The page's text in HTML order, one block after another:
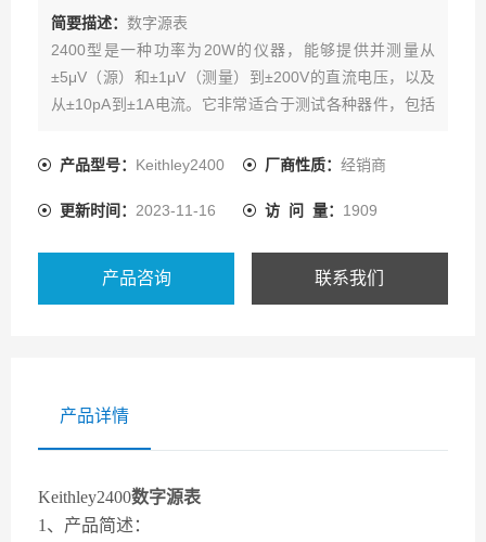
简要描述： 数字源表
2400型是一种功率为20W的仪器，能够提供并测量从
±5μV（源）和±1μV（测量）到±200V的直流电压，以及
从±10pA到±1A电流。它非常适合于测试各种器件，包括
式电池供电设备和元件。它也可以用作系统电源和IDDQ
产品型号： Keithley2400 厂商性质： 经销商
更新时间： 2023-11-16 访 问 量： 1909
产品咨询 联系我们
产品详情
Keithley2400数字源表
1、产品简述：